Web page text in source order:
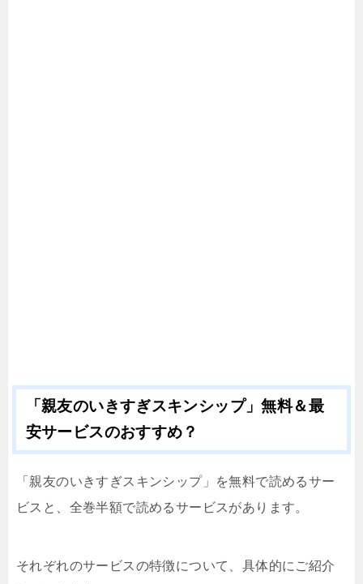
「親友のいきすぎスキンシップ」無料＆最
安サービスのおすすめ？
「親友のいきすぎスキンシップ」を無料で読めるサー
ビスと、全巻半額で読めるサービスがあります。
それぞれのサービスの特徴について、具体的にご紹介